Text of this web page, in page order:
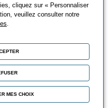
de
nombreuses
à vous proposer :
cliquez sur « Personnaliser
veuillez consulter notre
.
MES CHOIX